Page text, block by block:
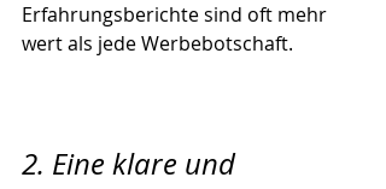
Erfahrungsberichte sind oft mehr
wert als jede Werbebotschaft.
2. Eine klare und